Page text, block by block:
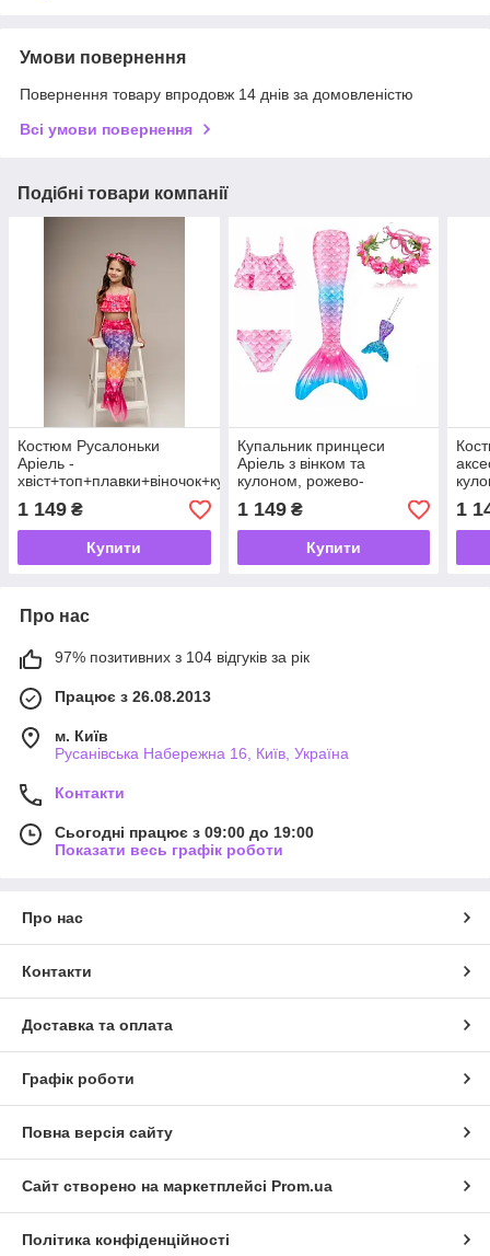
Умови повернення
Повернення товару впродовж 14 днів за домовленістю
Всі умови повернення
Подібні товари компанії
Костюм Русалоньки
Аріель -
хвіст+топ+плавки+віночок+кулон
1 149 ₴
Купити
Купальник принцеси
Аріель з вінком та
кулоном, рожево-
блакитний
1 149₴
Купити
1
Про нас
97% позитивних з 104 відгуків за рік
Працює з 26.08.2013
м. Київ
Русанівська Набережна 16, Київ, Україна
Контакти
Сьогодні працює з 09:00 до 19:00
Показати весь графік роботи
Про нас
Контакти
Доставка та оплата
Графік роботи
Повна версія сайту
Сайт створено на маркетплейсі Prom.ua
Політика конфіденційності